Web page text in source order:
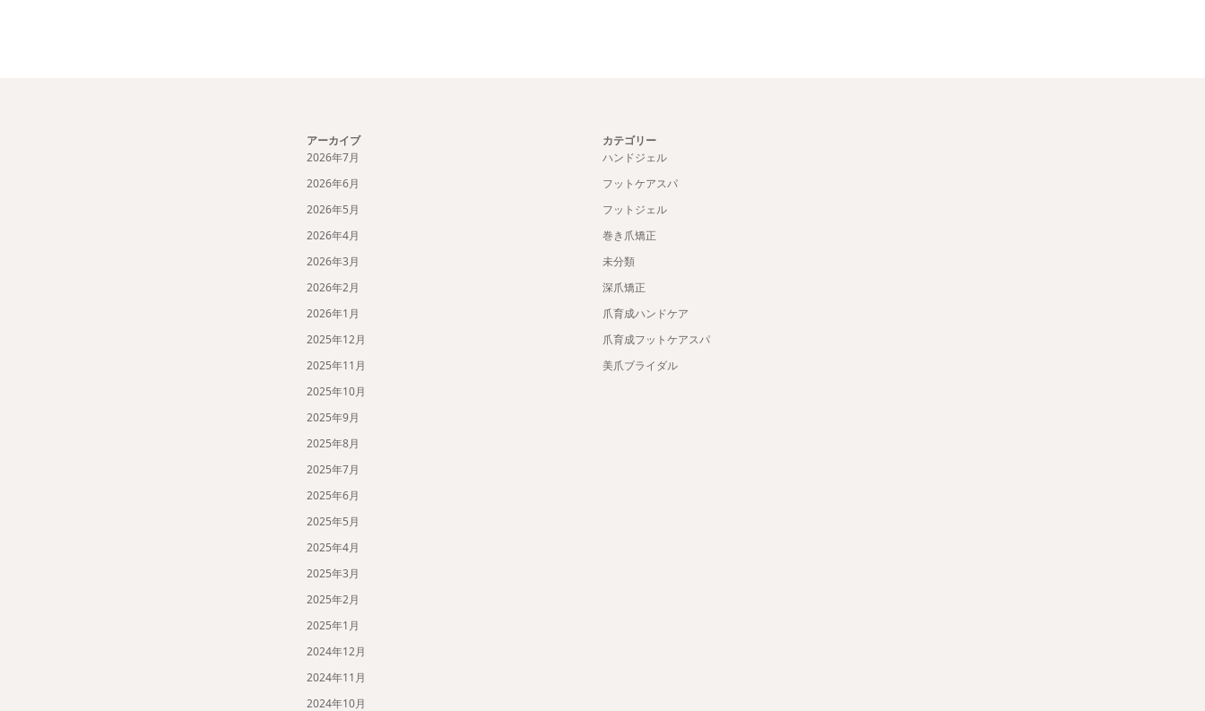
アーカイブ
2026年7月
2026年6月
2026年5月
2026年4月
2026年3月
2026年2月
2026年1月
2025年12月
2025年11月
2025年10月
2025年9月
2025年8月
2025年7月
2025年6月
2025年5月
2025年4月
2025年3月
2025年2月
2025年1月
2024年12月
2024年11月
2024年10月
カテゴリー
ハンドジェル
フットケアスパ
フットジェル
巻き爪矯正
未分類
深爪矯正
爪育成ハンドケア
爪育成フットケアスパ
美爪ブライダル